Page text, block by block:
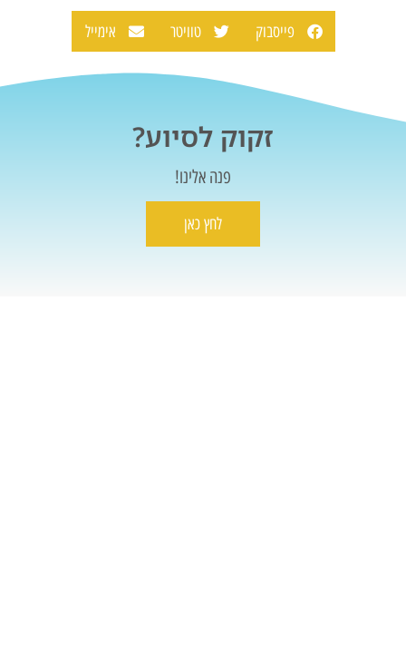
פייסבוק טוויטר אימייל
זקוק לסיוע?
פנה אלינו!
לחץ כאן